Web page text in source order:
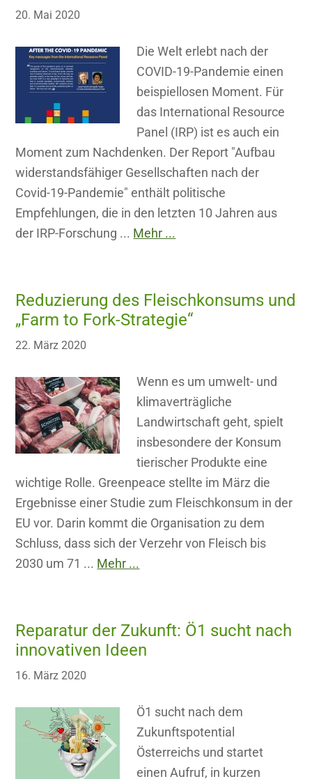
20. Mai 2020
Die Welt erlebt nach der
COVID-19-Pandemie einen
beispiellosen Moment. Für
das International Resource
Panel (IRP) ist es auch ein
Moment zum Nachdenken. Der Report "Aufbau
widerstandsfähiger Gesellschaften nach der
Covid-19-Pandemie" enthält politische
Empfehlungen, die in den letzten 10 Jahren aus
der IRP-Forschung ... Mehr ...
Reduzierung des Fleischkonsums und
„Farm to Fork-Strategie“
22. März 2020
Wenn es um umwelt- und
klimaverträgliche
Landwirtschaft geht, spielt
insbesondere der Konsum
tierischer Produkte eine
wichtige Rolle. Greenpeace stellte im März die
Ergebnisse einer Studie zum Fleischkonsum in der
EU vor. Darin kommt die Organisation zu dem
Schluss, dass sich der Verzehr von Fleisch bis
2030 um 71 ... Mehr ...
Reparatur der Zukunft: Ö1 sucht nach
innovativen Ideen
16. März 2020
Ö1 sucht nach dem
Zukunftspotential
Österreichs und startet
einen Aufruf, in kurzen